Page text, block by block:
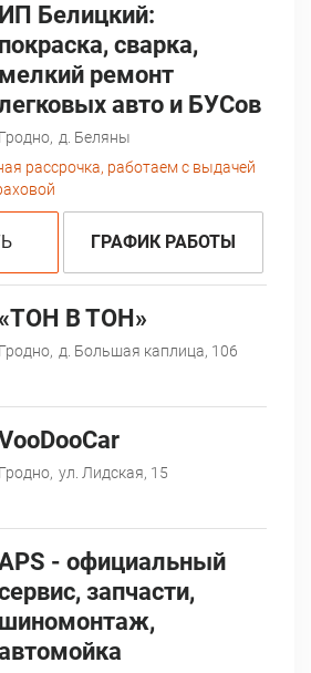
ИП Белицкий:
покраска, сварка,
мелкий ремонт
авто и БУСов
Гродно, д. Беляны
рассрочка, работаем с выдачей
ГРАФИК РАБОТЫ
«ТОН В ТОН»
Гродно, д. Большая каплица, 106
Гродно, ул. Лидская, 15
- официальный
запчасти,
шиномонтаж,